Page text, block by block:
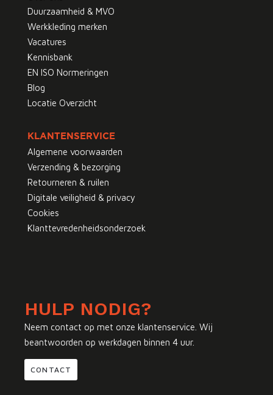
Duurzaamheid & MVO
Werkkleding merken
Vacatures
Kennisbank
EN ISO Normeringen
Blog
Locatie Overzicht
KLANTENSERVICE
Algemene voorwaarden
Verzending & bezorging
Retourneren & ruilen
Digitale veiligheid & privacy
Cookies
Klanttevredenheidsonderzoek
HULP NODIG?
Neem contact op met onze klantenservice. Wij
beantwoorden op werkdagen binnen 4 uur.
CONTACT